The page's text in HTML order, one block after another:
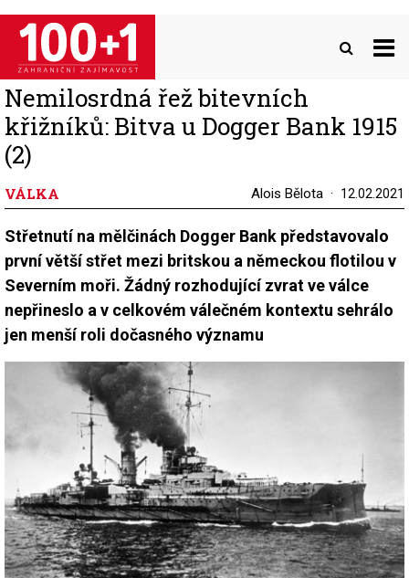
Přejít
hlavnímu
obsahu
Nemilosrdná řež bitevních
křižníků: Bitva u Dogger Bank 1915
(2)
VÁLKA Alois Bělota 12.02.2021
Střetnutí na mělčinách Dogger Bank představovalo
první větší střet mezi britskou a německou flotilou v
Severním moři. Žádný rozhodující zvrat ve válce
nepřineslo a v celkovém válečném kontextu sehrálo
jen menší roli dočasného významu